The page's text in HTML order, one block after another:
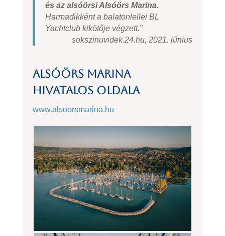
és az alsóörsi Alsóörs Marina.
Harmadikként a balatonlellei BL
Yachtclub kikötője végzett.”
sokszinuvidek.24.hu, 2021. június
Alsóörs Marina
hivatalos oldala
www.alsoorsmarina.hu